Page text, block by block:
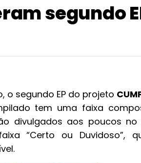
segundo
o segundo EP do projeto
tem uma faixa
divulgados aos poucos
“Certo ou Duvidoso”,